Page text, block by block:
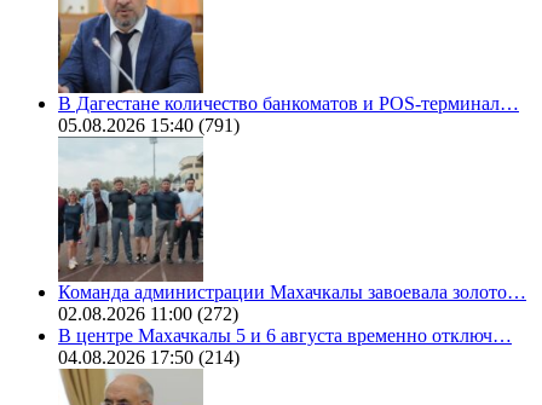
В Дагестане количество банкоматов и POS-терминал…
05.08.2026 15:40 (791)
Команда администрации Махачкалы завоевала золото…
02.08.2026 11:00 (272)
В центре Махачкалы 5 и 6 августа временно отключ…
04.08.2026 17:50 (214)